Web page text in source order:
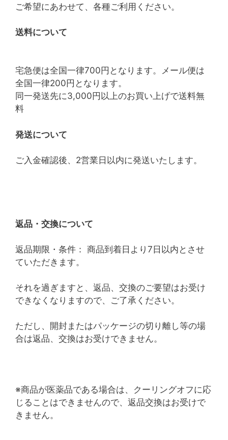
ご希望にあわせて、各種ご利用ください。
送料について
宅急便は全国一律700円となります。メール便は
全国一律200円となります。
同一発送先に3,000円以上のお買い上げで送料無
料
発送について
ご入金確認後、2営業日以内に発送いたします。
返品・交換について
返品期限・条件： 商品到着日より7日以内とさせ
ていただきます。
それを過ぎますと、返品、交換のご要望はお受け
できなくなりますので、ご了承ください。
ただし、開封またはパッケージの切り離し等の場
合は返品、交換はお受けできません。
※商品が医薬品である場合は、クーリングオフに応
じることはできませんので、返品交換はお受けで
きません。